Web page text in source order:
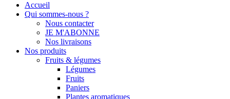
Accueil
Qui sommes-nous ?
Nous contacter
JE M'ABONNE
Nos livraisons
Nos produits
Fruits & légumes
Légumes
Fruits
Paniers
Plantes aromatiques